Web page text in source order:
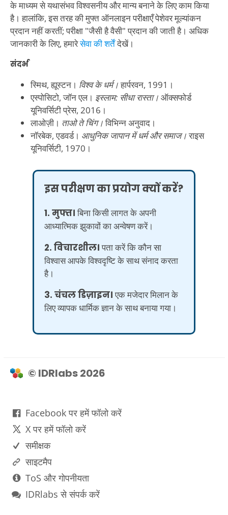
के माध्यम से यथासंभव विश्वसनीय और मान्य बनाने के लिए काम किया
है। हालांकि, इस तरह की मुफ्त ऑनलाइन परीक्षाएँ पेशेवर मूल्यांकन
प्रदान नहीं करतीं; परीक्षा "जैसी है वैसी" प्रदान की जाती है। अधिक
जानकारी के लिए, हमारेसेवा की शर्तेंदेखें।
संदर्भ
स्मिथ, ह्यूस्टन। विश्व के धर्म।हार्परवन, 1991।
एस्पोसिटो, जॉन एल। इस्लाम: सीधा रास्ता। ऑक्सफोर्ड
यूनिवर्सिटी प्रेस, 2016।
लाओज़ी। ताओ ते चिंग।विभिन्न अनुवाद।
नॉरबेक, एडवर्ड। आधुनिक जापान में धर्म और समाज।राइस
यूनिवर्सिटी, 1970।
इस परीक्षण का प्रयोग क्यों करें?
1. मुफ्त।बिना किसी लागत के अपनी
आध्यात्मिक झुकावों का अन्वेषण करें।
2. विचारशील।पता करें कि कौन सा
विश्वास आपके विश्वदृष्टि के साथ संनाद करता
है।
3. चंचल डिज़ाइन।एक मजेदार मिलान के
लिए व्यापक धार्मिक ज्ञान के साथ बनाया गया।
© IDRlabs 2026
Facebook पर हमें फॉलो करें
X पर हमें फॉलो करें
समीक्षक
साइटमैप
ToS और गोपनीयता
IDRlabs से संपर्क करें